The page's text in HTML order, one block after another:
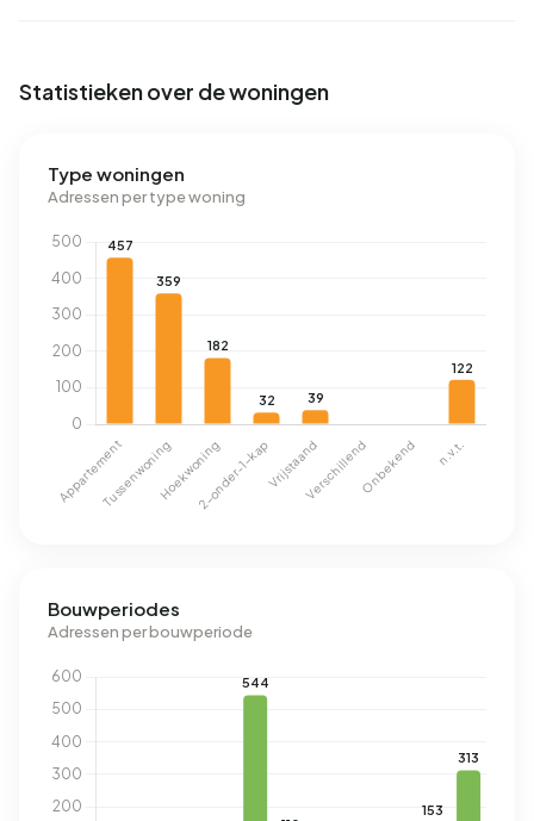
Statistieken over de woningen
Type woningen
Adressen per type woning
Bouwperiodes
Adressen per bouwperiode